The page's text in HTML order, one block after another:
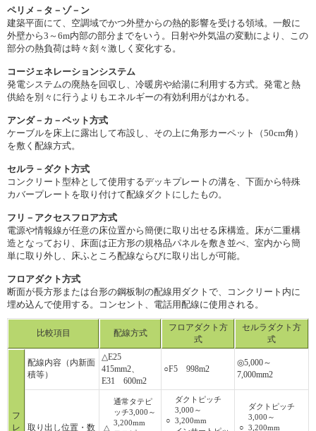
ペリメ－タ－ゾ－ン
建築平面にて、空調域でかつ外壁からの熱的影響を受ける領域。一般に
外壁から3～6m内部の部分までをいう。日射や外気温の変動により、この
部分の熱負荷は時々刻々激しく変化する。
コージェネレーションシステム
発電システムの廃熱を回収し、冷暖房や給湯に利用する方式。発電と熱
供給を別々に行うよりもエネルギーの有効利用がはかれる。
アンダ－カ－ペット方式
ケーブルを床上に露出して布設し、その上に角形カーペット（50cm角）
を敷く配線方式。
セルラ－ダクト方式
コンクリート型枠として使用するデッキプレートの溝を、下面から特殊
カバープレートを取り付けて配線ダクトにしたもの。
フリ－アクセスフロア方式
電源や情報線が任意の床位置から簡便に取り出せる床構造。床が二重構
造となっており、床面は正方形の規格品パネルを敷き並べ、室内から簡
単に取り外し、床ふところ配線ならびに取り出しが可能。
フロアダクト方式
断面が長方形または台形の鋼板制の配線用ダクトで、コンクリート内に
埋め込んで使用する。コンセント、電話用配線に使用される。
比較項目 配線方式
フロアダクト方
式
セルラダクト方
式
フ
レ
配線内容（内新面
積等）
△E25
415mm2、
E31 600m2
○F5 998m2
◎5,000～
7,000mm2
取り出し位置・数 △
通常タテピ
ッチ3,000～
3,200mm
○
ダクトピッチ
3,000～
3,200mm
○
ダクトピッチ
3,000～
3,200mm